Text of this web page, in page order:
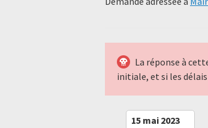
La réponse à
initiale, et si les
15 mai 2023